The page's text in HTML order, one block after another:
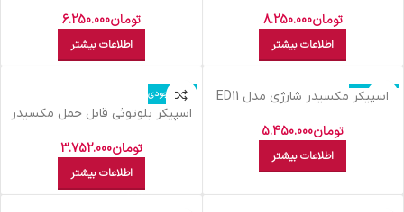
تومان8.250.000
اطلاعات بیشتر
تومان6.250.000
اطلاعات بیشتر
اتمام موجودی
اسپیکر مکسیدر شارژی مدل ED11
تومان5.450.000
اطلاعات بیشتر
اتمام موجودی
اسپیکر بلوتوثی قابل حمل مکسیدر
تومان3.752.000
اطلاعات بیشتر